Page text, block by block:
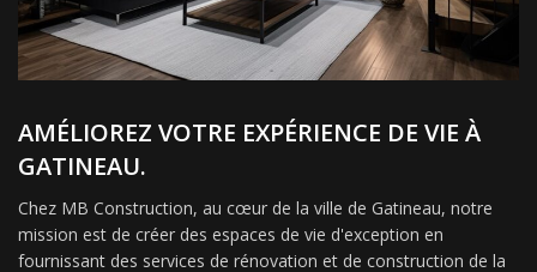
AMÉLIOREZ VOTRE EXPÉRIENCE DE VIE À
GATINEAU.
Chez MB Construction, au cœur de la ville de Gatineau, notre
mission est de créer des espaces de vie d'exception en
fournissant des services de rénovation et de construction de la